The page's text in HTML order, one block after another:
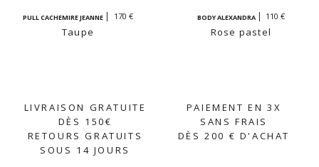
PULL CACHEMIRE JEANNE 170 €
Taupe
BODY ALEXANDRA 110 €
Rose pastel
LIVRAISON GRATUITE
DÈS 150€
RETOURS GRATUITS
SOUS 14 JOURS
PAIEMENT EN 3X
SANS FRAIS
DÈS 200 € D'ACHAT